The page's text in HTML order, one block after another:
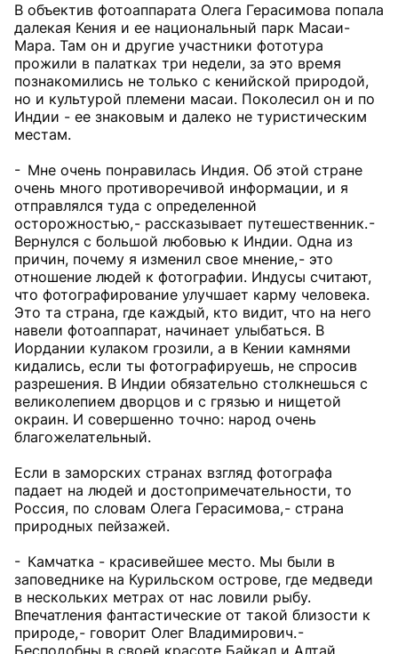
В объектив фотоаппарата Олега Герасимова попала
далекая Кения и ее национальный парк Масаи-
Мара. Там он и другие участники фототура
прожили в палатках три недели, за это время
познакомились не только с кенийской природой,
но и культурой племени масаи. Поколесил он и по
Индии - ее знаковым и далеко не туристическим
местам.
- Мне очень понравилась Индия. Об этой стране
очень много противоречивой информации, и я
отправлялся туда с определенной
осторожностью, - рассказывает путешественник. -
Вернулся с большой любовью к Индии. Одна из
причин, почему я изменил свое мнение, - это
отношение людей к фотографии. Индусы считают,
что фотографирование улучшает карму человека.
Это та страна, где каждый, кто видит, что на него
навели фотоаппарат, начинает улыбаться. В
Иордании кулаком грозили, а в Кении камнями
кидались, если ты фотографируешь, не спросив
разрешения. В Индии обязательно столкнешься с
великолепием дворцов и с грязью и нищетой
окраин. И совершенно точно: народ очень
благожелательный.
Если в заморских странах взгляд фотографа
падает на людей и достопримечательности, то
Россия, по словам Олега Герасимова, - страна
природных пейзажей.
- Камчатка - красивейшее место. Мы были в
заповеднике на Курильском острове, где медведи
в нескольких метрах от нас ловили рыбу.
Впечатления фантастические от такой близости к
природе, - говорит Олег Владимирович. -
Бесподобны в своей красоте Байкал и Алтай,